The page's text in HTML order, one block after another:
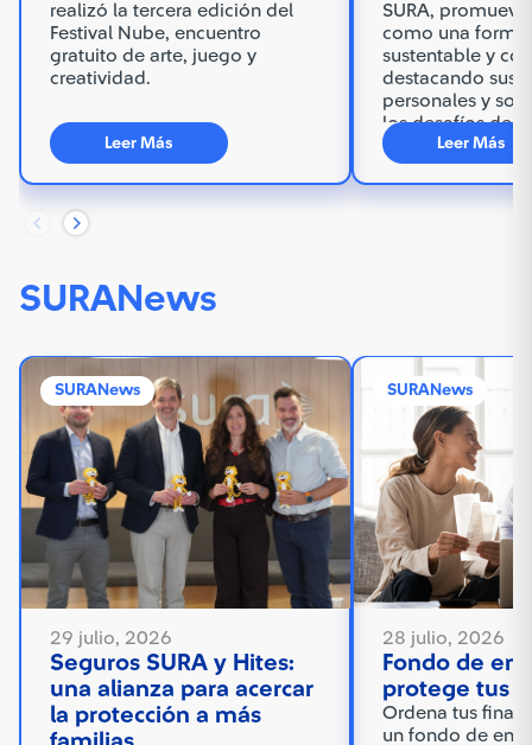
realizó la tercera edición del
Festival Nube, encuentro
gratuito de arte, juego y
creatividad.
Leer Más
SURA,
como una forma
sustentable y
destacando sus
personales y
los desafíos de
urbana.Leer Más
SURANews
SURANews
29 julio, 2026
Seguros SURA y Hites:
una alianza para acercar
la protección a más
SURANews
28 julio, 2026
Fondo de
protege tus
Ordena tus
un fondo de